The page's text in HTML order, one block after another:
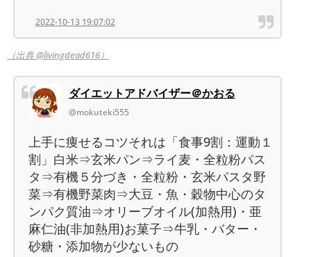
2022-10-13 19:07:02
（出典 @livingdead616）
ダイエットアドバイザー＠かおる
@mokuteki555
上手に痩せるコツそれは「食事9割：運動１
割」白米⇒玄米パン⇒ライ麦・全粒粉パス
タ⇒有機５分づき・全粒粉・玄米パスタ野
菜⇒有機野菜肉⇒大豆・魚・穀物中心のタ
ンパク質油⇒オリーブオイル(加熱用)・亜
麻仁油(非加熱用)お菓子⇒牛乳・バター・
砂糖・添加物が少ないもの